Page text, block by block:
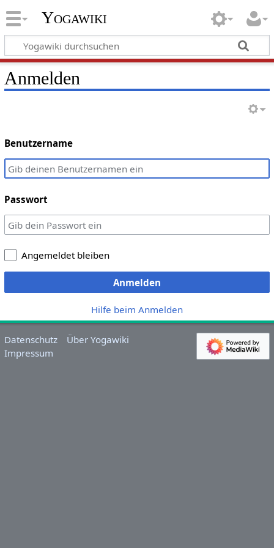
Yogawiki
Anmelden
Benutzername
Passwort
Angemeldet bleiben
Anmelden
Hilfe beim Anmelden
Datenschutz
Über Yogawiki
Impressum